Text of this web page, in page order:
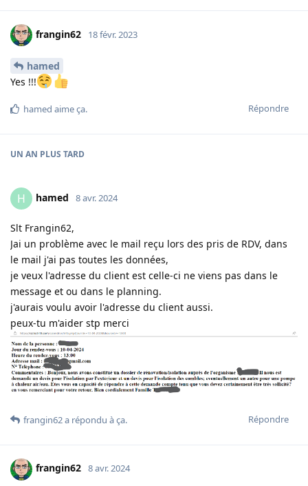
frangin62 18 févr. 2023
hamed
Yes !!!
Répondre
hamed aime ça.
UN AN PLUS TARD
H hamed 8 avr. 2024
Slt Frangin62,
Jai un problème avec le mail reçu lors des pris de RDV, dans
le mail j'ai pas toutes les données,
je veux l'adresse du client est celle-ci ne viens pas dans le
message et ou dans le planning.
j'aurais voulu avoir l'adresse du client aussi.
peux-tu m'aider stp merci
Répondre
frangin62a répondu à ça.
frangin62 8 avr. 2024